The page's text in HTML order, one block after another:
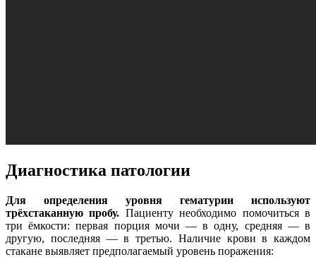
Диагностика патологии
Для определения уровня гематурии используют
трёхстаканную пробу. Пациенту необходимо помочиться в
три ёмкости: первая порция мочи — в одну, средняя — в
другую, последняя — в третью. Наличие крови в каждом
стакане выявляет предполагаемый уровень поражения: